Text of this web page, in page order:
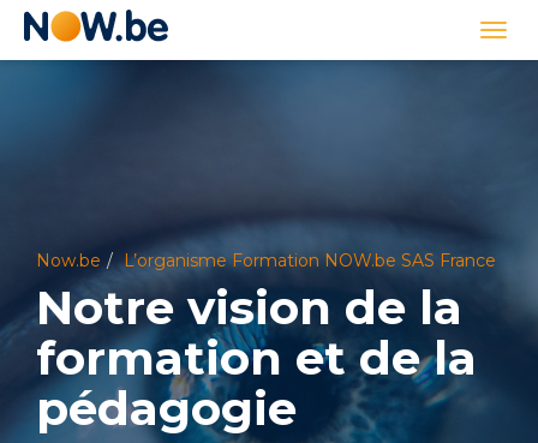
Lien
Now.be L’organisme Formation NOW.be SAS France
Notre vision de la
formation et de la
pédagogie